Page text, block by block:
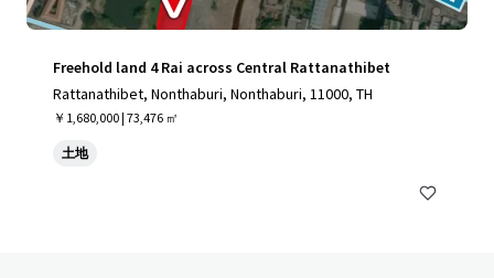
Freehold land 4 Rai across Central Rattanathibet
Rattanathibet, Nonthaburi, Nonthaburi, 11000, TH
￥1,680,000 | 73,476 ㎡
土地